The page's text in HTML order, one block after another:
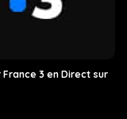
3 en Direct sur